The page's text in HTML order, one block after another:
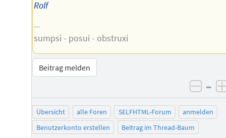
Rolf
--
sumpsi - posui - obstruxi
Beitrag melden
–
Übersicht alle Foren SELFHTML-Forum
anmelden
Benutzerkonto erstellen
Beitrag im Thread-Baum